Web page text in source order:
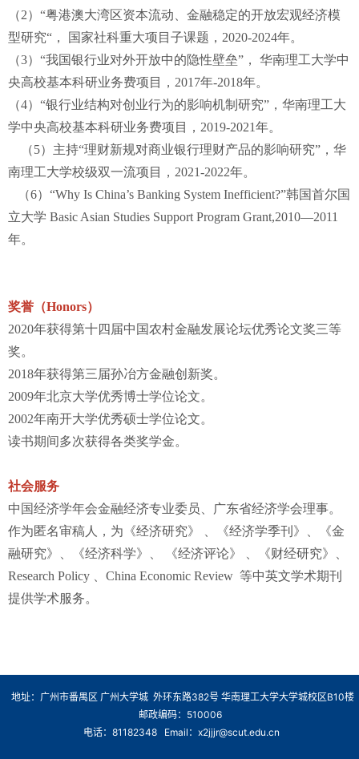
（2）“粤港澳大湾区资本流动、金融稳定的开放宏观经济模
型研究“， 国家社科重大项目子课题，2020-2024年。
（3）“我国银行业对外开放中的隐性壁垒”， 华南理工大学中
央高校基本科研业务费项目，2017年-2018年。
（4）“银行业结构对创业行为的影响机制研究”，华南理工大
学中央高校基本科研业务费项目，2019-2021年。
（5）主持“理财新规对商业银行理财产品的影响研究”，华
南理工大学校级双一流项目，2021-2022年。
（6）“Why Is China’s Banking System Inefficient?”韩国首尔国
立大学 Basic Asian Studies Support Program Grant,2010—2011
年。
奖誉（Honors）
2020年获得第十四届中国农村金融发展论坛优秀论文奖三等
奖。
2018年获得第三届孙冶方金融创新奖。
2009年北京大学优秀博士学位论文。
2002年南开大学优秀硕士学位论文。
读书期间多次获得各类奖学金。
社会服务
中国经济学年会金融经济专业委员、广东省经济学会理事。
作为匿名审稿人，为《经济研究》 、《经济学季刊》、《金
融研究》、《经济科学》、 《经济评论》 、《财经研究》、
Research Policy 、China Economic Review 等中英文学术期刊
提供学术服务。
地址：广州市番禺区 广州大学城 外环东路382号 华南理工大学大学城校区B10楼
邮政编码：510006
电话：81182348 Email：x2jjjr@scut.edu.cn